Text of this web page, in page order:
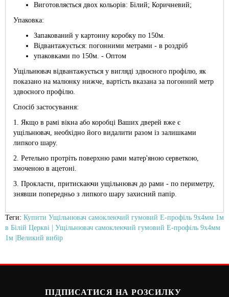
Виготовляється двох кольорів: Білий; Коричневий;
Упаковка:
Запакований у картонну коробку по 150м.
Відвантажується: погонними метрами - в роздріб
упаковками по 150м. - Оптом
Ущільнювач відвантажується у вигляді здвоєного профілю, як
показано на малюнку нижче, вартість вказана за погонний метр
здвоєного профілю.
Спосіб застосування:
1. Якщо в рамі вікна або коробці Ваших дверей вже є
ущільнювач, необхідно його видалити разом із залишками
липкого шару.
2. Ретельно протріть поверхню рами матер'яною серветкою,
змоченою в ацетоні.
3. Прокласти, притискаючи ущільнювач до рами - по периметру,
знявши попередньо з липкого шару захисний папір.
Теги: Купити Ущільнювач самоклеючий гумовий E-профіль 9х4мм 1м
в Білій Церкві | Ущільнювач самоклеючий гумовий E-профіль 9х4мм
1м |Великий вибір
ПІДПИСАТИСЯ НА РОЗСИЛКУ